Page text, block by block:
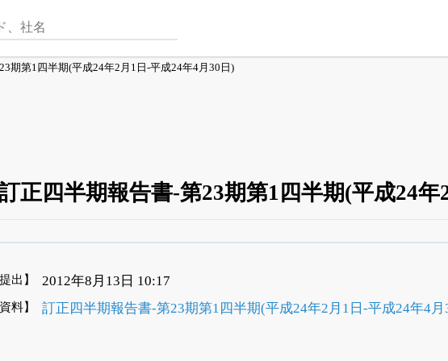
期第1四半期(平成24年2月1日-平成24年4月30日)
正四半期報告書-第23期第1四半期(平成24年
無料でβ版をはじめる
録すると永久30%OFFと米株版の先行利用も付きます
提出】 2012年8月13日 10:17
資料】 訂正四半期報告書-第23期第1四半期(平成24年2月1日-平成24年4月